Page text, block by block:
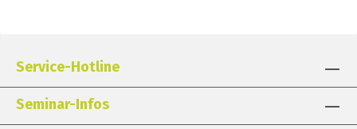
Service-Hotline
Seminar-Infos